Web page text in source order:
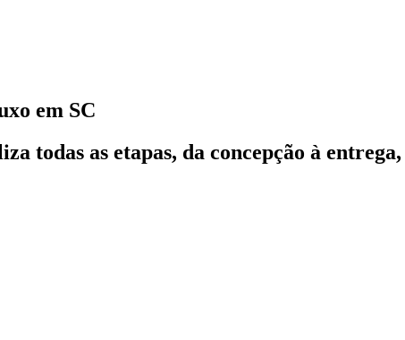
em SC
todas as etapas, da concepção à